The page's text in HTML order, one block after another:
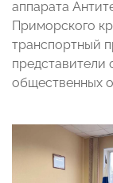
аппарата
Приморского
транспортный
представители
общественных